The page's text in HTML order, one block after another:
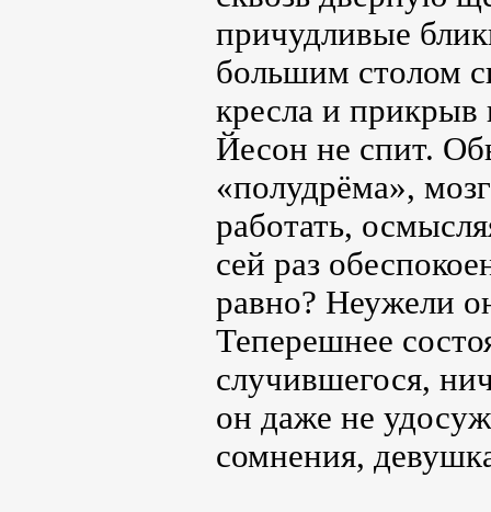
причудливые
большим столом
кресла и прикрыв
Йесон не спит.
«полудрёма»,
работать,
сей раз
равно? Неужели
Теперешнее
случившегося,
он даже не
сомнения,